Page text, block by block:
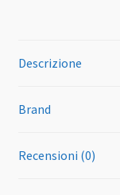
Descrizione
Brand
Recensioni (0)